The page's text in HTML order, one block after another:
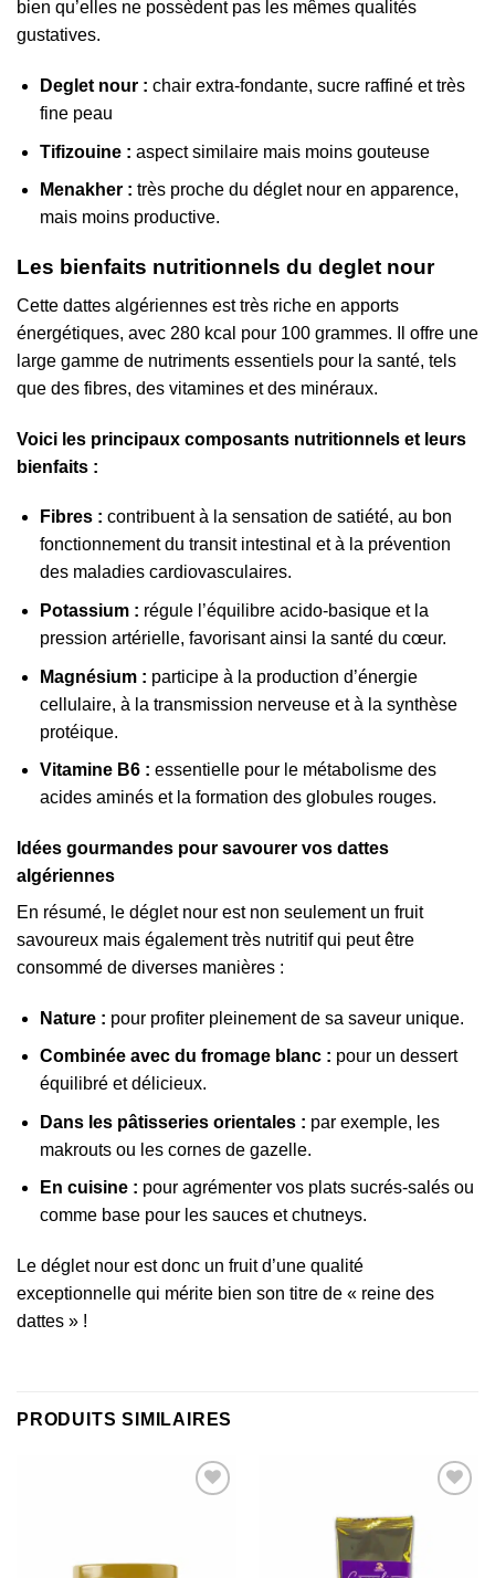
bien qu’elles ne possèdent pas les mêmes qualités
gustatives.
Deglet nour : chair extra-fondante, sucre raffiné et très
fine peau
Tifizouine : aspect similaire mais moins gouteuse
Menakher : très proche du déglet nour en apparence,
mais moins productive.
Les bienfaits nutritionnels du deglet nour
Cette dattes algériennes est très riche en apports
énergétiques, avec 280 kcal pour 100 grammes. Il offre une
large gamme de nutriments essentiels pour la santé, tels
que des fibres, des vitamines et des minéraux.
Voici les principaux composants nutritionnels et leurs
bienfaits :
Fibres : contribuent à la sensation de satiété, au bon
fonctionnement du transit intestinal et à la prévention
des maladies cardiovasculaires.
Potassium : régule l’équilibre acido-basique et la
pression artérielle, favorisant ainsi la santé du cœur.
Magnésium : participe à la production d’énergie
cellulaire, à la transmission nerveuse et à la synthèse
protéique.
Vitamine B6 : essentielle pour le métabolisme des
acides aminés et la formation des globules rouges.
Idées gourmandes pour savourer vos dattes
algériennes
En résumé, le déglet nour est non seulement un fruit
savoureux mais également très nutritif qui peut être
consommé de diverses manières :
Nature : pour profiter pleinement de sa saveur unique.
Combinée avec du fromage blanc : pour un dessert
équilibré et délicieux.
Dans les pâtisseries orientales : par exemple, les
makrouts ou les cornes de gazelle.
En cuisine : pour agrémenter vos plats sucrés-salés ou
comme base pour les sauces et chutneys.
Le déglet nour est donc un fruit d’une qualité
exceptionnelle qui mérite bien son titre de « reine des
dattes » !
PRODUITS SIMILAIRES